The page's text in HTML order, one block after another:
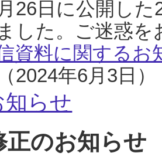
26日に公開し
した。ご迷惑
資料に関するお
2024年6月3日）
らせ
正のお知らせ